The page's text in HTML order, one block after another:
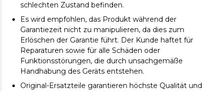
schlechten Zustand befinden.
Es wird empfohlen, das Produkt während der
Garantiezeit nicht zu manipulieren, da dies zum
Erlöschen der Garantie führt. Der Kunde haftet für
Reparaturen sowie für alle Schäden oder
Funktionsstörungen, die durch unsachgemäße
Handhabung des Geräts entstehen.
Original-Ersatzteile garantieren höchste Qualität und